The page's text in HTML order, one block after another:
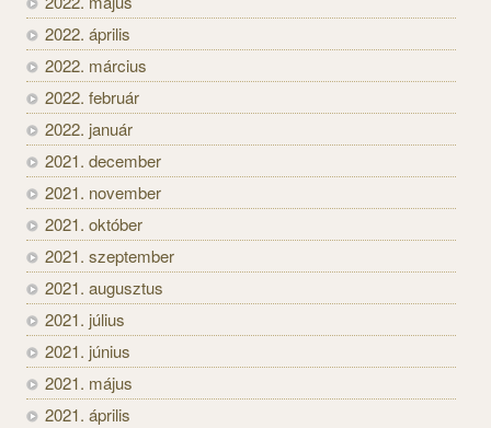
2022. április
2022. március
2022. február
2022. január
2021. december
2021. november
2021. október
2021. szeptember
2021. augusztus
2021. július
2021. június
2021. május
2021. április